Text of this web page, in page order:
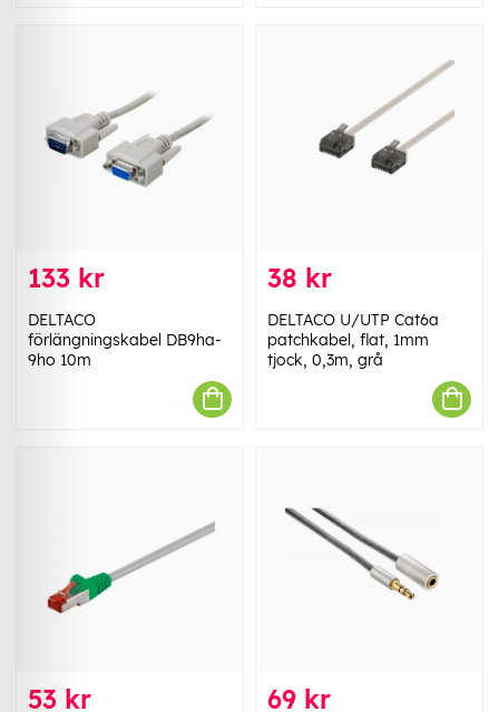
133 kr
DELTACO
förlängningskabel DB9ha-
9ho 10m
38 kr
DELTACO U/UTP Cat6a
patchkabel, flat, 1mm
tjock, 0,3m, grå
53 kr 69 kr